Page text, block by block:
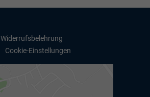
Widerrufsbelehrung
Cookie-Einstellungen